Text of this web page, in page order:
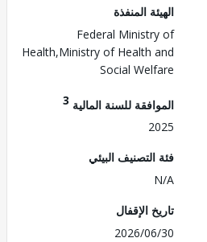
الهيئة المنفذة
Federal Ministry of
Health,Ministry of Health and
Social Welfare
الموافقة للسنة المالية3
فئة التصنيف البيئي
تاريخ الإقفال
2026/06/30